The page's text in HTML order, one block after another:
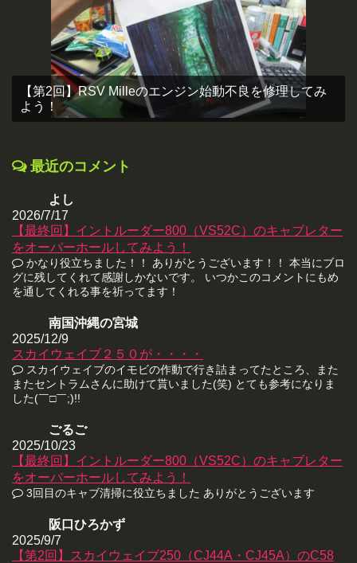
【第2回】RSV Milleのエンジン始動不良を修理してみ
よう！
最近のコメント
よし
2026/7/17
【最終回】イントルーダー800（VS52C）のキャブレター
をオーバーホールしてみよう！
かなり役立ちました！！ ありがとうございます！！ 本当にブロ
グに残してくれて感謝しかないです。 いつかこのコメントにもめ
を通してくれる事を祈ってます！
南国沖縄の宮城
2025/12/9
スカイウェイブ２５０が・・・・
スカイウェイブのイモビの作動で行き詰まってたところ、また
またセントラムさんに助けて貰いました(笑) とても参考になりま
した(￣□￣;)!!
ごるご
2025/10/23
【最終回】イントルーダー800（VS52C）のキャブレター
をオーバーホールしてみよう！
3回目のキャブ清掃に役立ちました ありがとうございます
阪口ひろかず
2025/9/7
【第2回】スカイウェイブ250（CJ44A・CJ45A）のC58